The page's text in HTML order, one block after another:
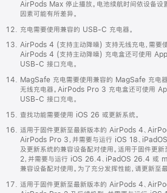
AirPods Max 停止播放。电池续航时间依设备设
因素可能有所差异。
充电需要使用兼容的 USB-C 充电器。
AirPods 4 (支持主动降噪) 支持无线充电，需要
AirPods 4 (支持主动降噪) 充电盒还可使用
USB-C 接口充电。
MagSafe 充电需要使用兼容的 MagSafe 充电
无线充电器。AirPods Pro 3 充电盒还可使用
USB-C 接口充电。
查找功能需要使用 iOS 26 或更新系统。
适用于固件更新至最新版本的 AirPods 4、
AirPods Pro 3，并需要与运行 iOS 18、
及更新系统的兼容设备配对使用。适用于固件更
2，并需要与运行 iOS 26.4、iPadOS 26.4 或
兼容设备配对使用。为了充分发挥性能，请更新至
适用于固件更新至最新版本的 AirPods 4、